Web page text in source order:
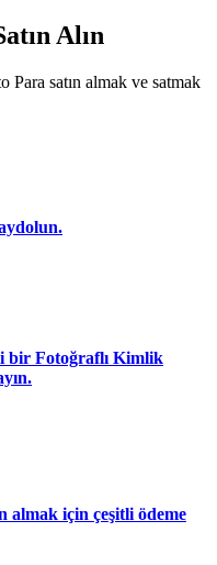
Alın
satın almak ve satmak
bir Fotoğraflı Kimlik
almak için çeşitli ödeme